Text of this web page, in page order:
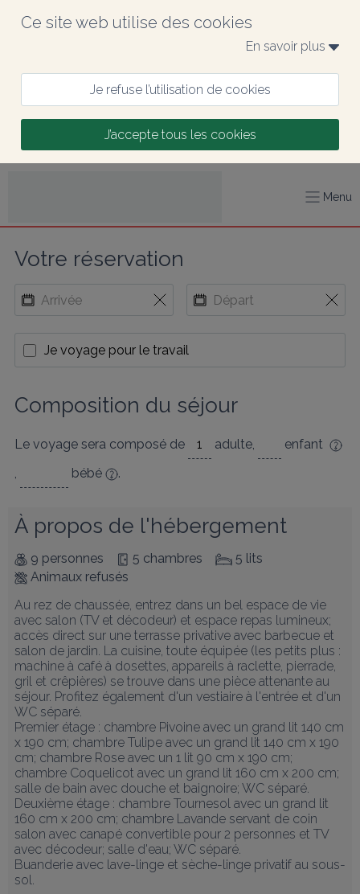
Ce site web utilise des cookies
En savoir plus
Je refuse l’utilisation de cookies
J’accepte tous les cookies
Menu
Votre réservation
Je voyage pour le travail
Composition du séjour
Le voyage sera composé de adulte,
enfant
,
bébé .
À propos de l'hébergement
9 personnes 5 chambres
5 lits
Animaux refusés
Au rez de chaussée, entrez dans un bel espace de vie
avec salon (TV et décodeur) et espace repas lumineux;
accès direct sur une terrasse privative avec barbecue et
salon de jardin. La cuisine, toute équipée (les petits plus :
machine à café à dosettes, appareils à raclette, pierrade,
gril et crêpières) se trouve dans une pièce attenante au
séjour. Profitez également d'un vestiaire à l'entrée et d'un
WC séparé.
Premier étage : chambre Pivoine avec un grand lit 140 cm
x 190 cm; chambre Tulipe avec un grand lit 140 cm x 190
cm; chambre Rose avec un 1 lit 90 cm x 190 cm;
chambre Coquelicot avec un grand lit 160 cm x 200 cm;
salle de bain avec douche et baignoire; WC séparé.
Deuxième étage : chambre Tournesol avec un grand lit
160 cm x 200 cm; chambre Lavande servant de coin
salon avec canapé convertible pour 2 personnes et TV
avec décodeur; salle d'eau; WC séparé.
Buanderie avec lave-linge et sèche-linge privatif au sous-
sol.